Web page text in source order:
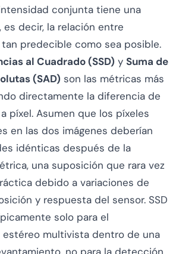
conjunta tiene una
es decir, la relación entre
predecible como sea posible.
al Cuadrado (SSD) y Suma de
(SAD) son las métricas más
directamente la diferencia de
píxel. Asumen que los píxeles
en las dos imágenes deberían
idénticas después de la
una suposición que rara vez
debido a variaciones de
y respuesta del sensor. SSD
solo para el
estéreo multivista dentro de una